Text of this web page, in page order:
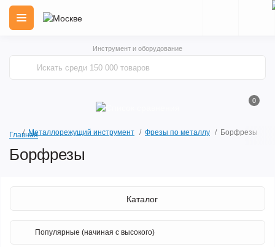
Инструмент и оборудование
0
ГлавнаяМеталлорежущий инструмент Фрезы по металлу Борфрезы
Борфрезы
Каталог